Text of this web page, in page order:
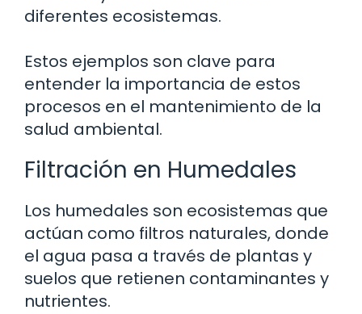
diferentes ecosistemas.
Estos ejemplos son clave para
entender la importancia de estos
procesos en el mantenimiento de la
salud ambiental.
Filtración en Humedales
Los humedales son ecosistemas que
actúan como filtros naturales, donde
el agua pasa a través de plantas y
suelos que retienen contaminantes y
nutrientes.